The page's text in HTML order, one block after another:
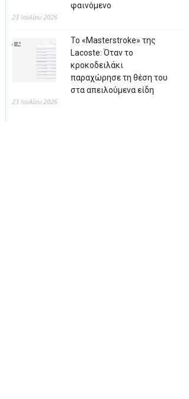
φαινόμενο
23 Ιουλίου 2026
Το «Masterstroke» της
Lacoste: Όταν το
κροκοδειλάκι
παραχώρησε τη θέση του
στα απειλούμενα είδη
23 Ιουλίου 2026